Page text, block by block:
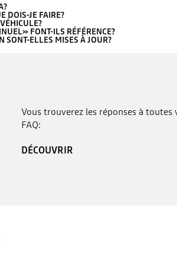
DOIS-JE FAIRE?
FONT-ILS RÉFÉRENCE?
ELLES MISES À JOUR?
Vous trouverez les réponses à
FAQ:
DÉCOUVRIR